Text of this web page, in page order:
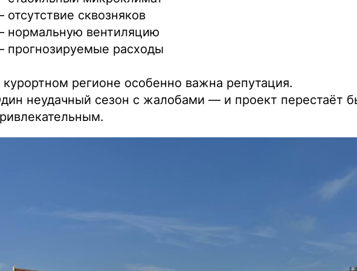
отсутствие сквозняков
нормальную вентиляцию
прогнозируемые расходы
курортном регионе особенно важна репутация.
неудачный сезон с жалобами — и проект перестаёт